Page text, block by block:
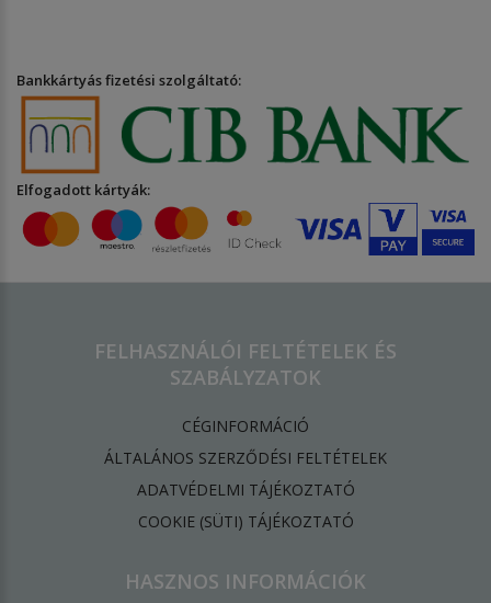
Bankkártyás fizetési szolgáltató:
Elfogadott kártyák:
FELHASZNÁLÓI FELTÉTELEK ÉS
SZABÁLYZATOK
CÉGINFORMÁCIÓ
ÁLTALÁNOS SZERZŐDÉSI FELTÉTELEK
ADATVÉDELMI TÁJÉKOZTATÓ
​COOKIE (SÜTI) TÁJÉKOZTATÓ
HASZNOS INFORMÁCIÓK